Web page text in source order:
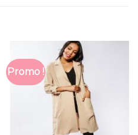
Promo !